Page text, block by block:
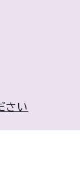
さい